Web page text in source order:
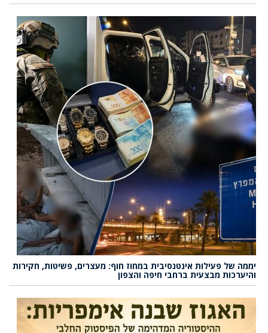
יממה של פעילות אינטנסיבית במחוז חוף: מעצרים, פשיטות, חקירות
והיערכות מבצעית ברחבי חיפה והצפון